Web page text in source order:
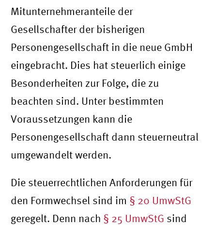
Mitunternehmeranteile der
Gesellschafter der bisherigen
Personengesellschaft in die neue GmbH
eingebracht. Dies hat steuerlich einige
Besonderheiten zur Folge, die zu
beachten sind. Unter bestimmten
Voraussetzungen kann die
Personengesellschaft dann steuerneutral
umgewandelt werden.
Die steuerrechtlichen Anforderungen für
den Formwechsel sind im § 20 UmwStG
geregelt. Denn nach § 25 UmwStG sind